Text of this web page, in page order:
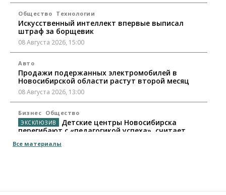
Общество Технологии
Искусственный интеллект впервые выписал
штраф за борщевик
08 Августа 2026, 15:00
Авто
Продажи подержанных электромобилей в
Новосибирской области растут второй месяц
08 Августа 2026, 13:00
Бизнес Общество
Детские центры Новосибирска
перегибают с «педагогикой успеха», считает
08 Августа 2026, 11:00
Все материалы